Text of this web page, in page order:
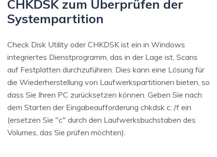
CHKDSK zum Überprüfen der
Systempartition
Check Disk Utility oder CHKDSK ist ein in Windows
integriertes Dienstprogramm, das in der Lage ist, Scans
auf Festplatten durchzuführen. Dies kann eine Lösung für
die Wiederherstellung von Laufwerkspartitionen bieten, so
dass Sie Ihren PC zurücksetzen können. Geben Sie nach
dem Starten der Eingabeaufforderung chkdsk c: /f ein
(ersetzen Sie "c" durch den Laufwerksbuchstaben des
Volumes, das Sie prüfen möchten).